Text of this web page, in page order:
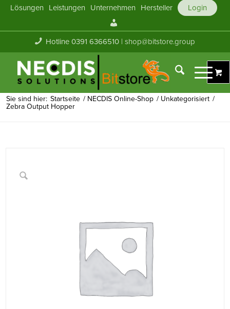
Lösungen Leistungen Unternehmen Hersteller
Login
Konto
Hotline 0391 6366510 |shop@bitstore.group
Sie sind hier: Startseite / NECDIS Online-Shop / Unkategorisiert /
Zebra Output Hopper